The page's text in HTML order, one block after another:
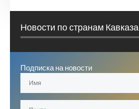
Новости по странам Кавказа
Подписка на новости